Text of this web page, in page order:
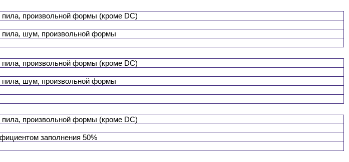
пила, произвольной формы (кроме DC)
пила, шум, произвольной формы
пила, произвольной формы (кроме DC)
пила, шум, произвольной формы
пила, произвольной формы (кроме DC)
заполнения 50%